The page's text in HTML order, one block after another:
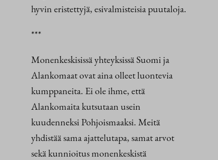
hyvin eristettyjä, esivalmisteisia puutaloja.
***
Monenkeskisissä yhteyksissä Suomi ja
Alankomaat ovat aina olleet luontevia
kumppaneita. Ei ole ihme, että
Alankomaita kutsutaan usein
kuudenneksi Pohjoismaaksi. Meitä
yhdistää sama ajattelutapa, samat arvot
sekä kunnioitus monenkeskistä